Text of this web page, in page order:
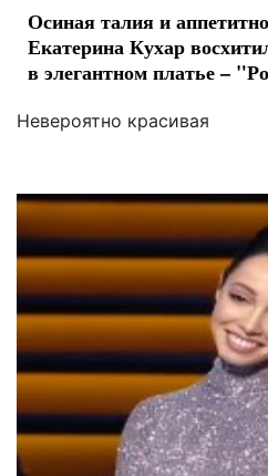
Осиная талия и
Екатерина Кухар
в элегантном платье –
Невероятно красивая